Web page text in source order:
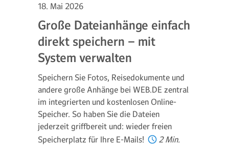
18. Mai 2026
Große Dateianhänge einfach
direkt speichern – mit
System verwalten
Speichern Sie Fotos, Reisedokumente und
andere große Anhänge bei WEB.DE zentral
im integrierten und kostenlosen Online-
Speicher. So haben Sie die Dateien
jederzeit griffbereit und: wieder freien
Speicherplatz für Ihre E-Mails!
2 Min.